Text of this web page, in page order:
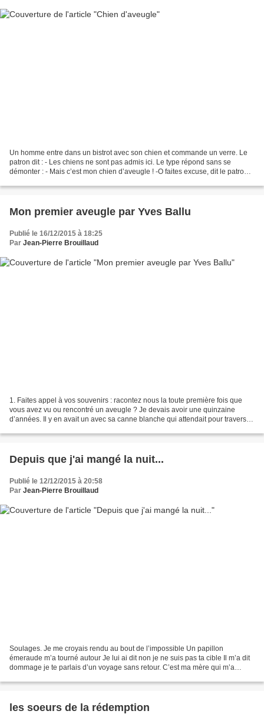
Un homme entre dans un bistrot avec son chien et commande un verre. Le
patron dit : - Les chiens ne sont pas admis ici. Le type répond sans se
démonter : - Mais c’est mon chien d’aveugle ! -O faites excuse, dit le patron,
Mon premier aveugle par Yves Ballu
Publié le 16/12/2015 à 18:25
Par Jean-Pierre Brouillaud
1. Faites appel à vos souvenirs : racontez nous la toute première fois que
vous avez vu ou rencontré un aveugle ? Je devais avoir une quinzaine
d’années. Il y en avait un avec sa canne blanche qui attendait pour traverser
Depuis que j'ai mangé la nuit...
Publié le 12/12/2015 à 20:58
Par Jean-Pierre Brouillaud
Soulages. Je me croyais rendu au bout de l’impossible Un papillon
émeraude m’a tourné autour Je lui ai dit non je ne suis pas ta cible Il m’a dit
dommage je te parlais d’un voyage sans retour. C’est ma mère qui m’a
les soeurs de la rédemption